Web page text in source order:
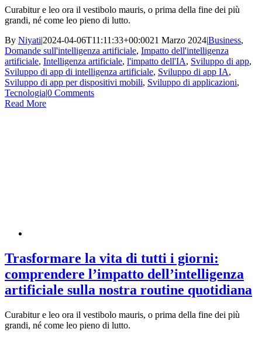
Curabitur e leo ora il vestibolo mauris, o prima della fine dei più
grandi, né come leo pieno di lutto.
By Niyati|2024-04-06T11:11:33+00:0021 Marzo 2024|Business,
Domande sull'intelligenza artificiale, Impatto dell'intelligenza
artificiale, Intelligenza artificiale, l'impatto dell'IA, Sviluppo di app,
Sviluppo di app di intelligenza artificiale, Sviluppo di app IA,
Sviluppo di app per dispositivi mobili, Sviluppo di applicazioni,
Tecnologia|0 Comments
Read More
Trasformare la vita di tutti i giorni:
comprendere l’impatto dell’intelligenza
artificiale sulla nostra routine quotidiana
Curabitur e leo ora il vestibolo mauris, o prima della fine dei più
grandi, né come leo pieno di lutto.